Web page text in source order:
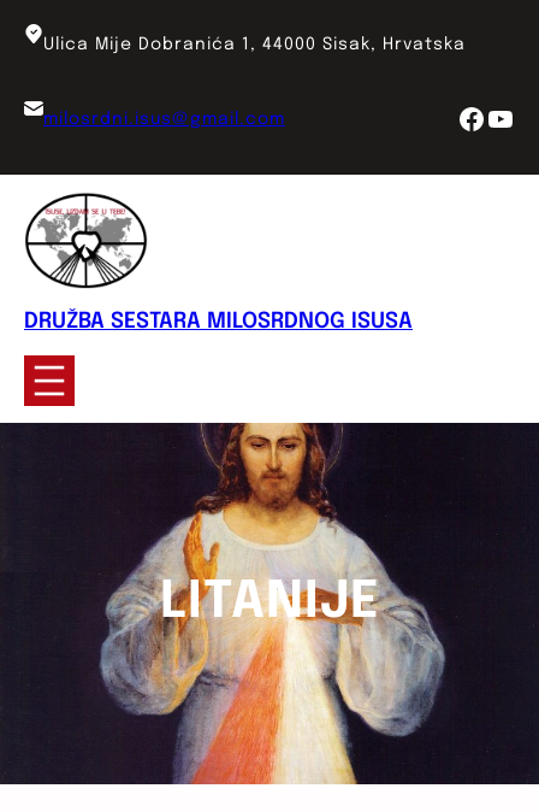
Ulica Mije Dobranića 1, 44000 Sisak, Hrvatska
milosrdni.isus@gmail.com
DRUŽBA SESTARA MILOSRDNOG ISUSA
LITANIJE